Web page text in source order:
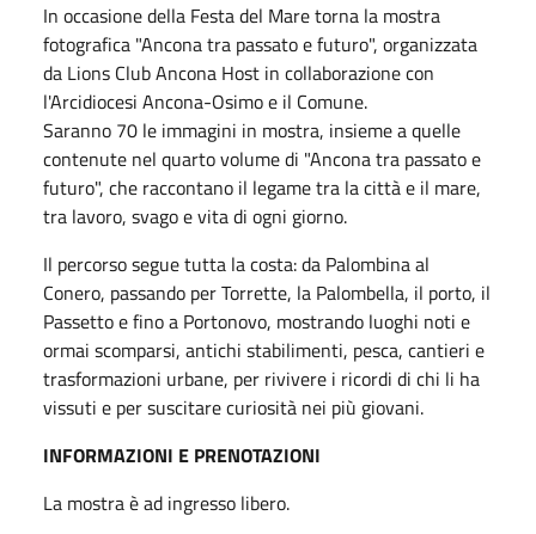
In occasione della Festa del Mare torna la mostra
fotografica "Ancona tra passato e futuro", organizzata
da Lions Club Ancona Host in collaborazione con
l'Arcidiocesi Ancona-Osimo e il Comune.
Saranno 70 le immagini in mostra, insieme a quelle
contenute nel quarto volume di "Ancona tra passato e
futuro", che raccontano il legame tra la città e il mare,
tra lavoro, svago e vita di ogni giorno.
Il percorso segue tutta la costa: da Palombina al
Conero, passando per Torrette, la Palombella, il porto, il
Passetto e fino a Portonovo, mostrando luoghi noti e
ormai scomparsi, antichi stabilimenti, pesca, cantieri e
trasformazioni urbane, per rivivere i ricordi di chi li ha
vissuti e per suscitare curiosità nei più giovani.
INFORMAZIONI E PRENOTAZIONI
La mostra è ad ingresso libero.